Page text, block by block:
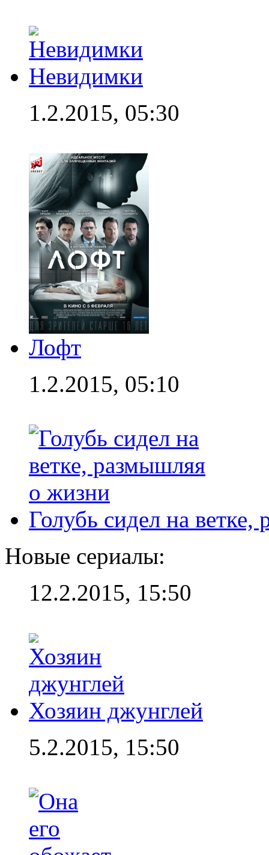
Невидимки
1.2.2015, 05:30
Лофт
1.2.2015, 05:10
Голубь сидел на
Новые сериалы:
12.2.2015, 15:50
Хозяин джунглей
5.2.2015, 15:50